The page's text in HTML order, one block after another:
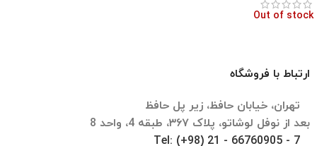
Out of stock
ارتباط با فروشگاه
تهران، خیابان حافظ، زیر پل حافظ
بعد از نوفل لوشاتو، پلاک ۳۶۷، طبقه 4، واحد 8
Tel: (+98) 21 - 66760905 - 7